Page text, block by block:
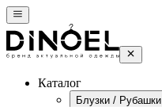
Каталог
Блузки / Рубашки